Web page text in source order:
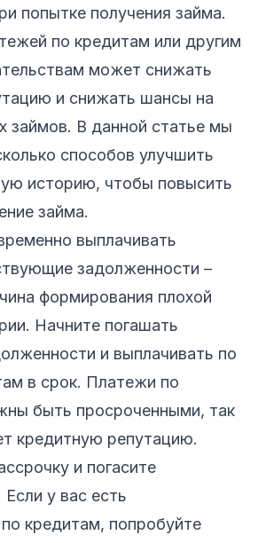
попытке получения займа.
по кредитам или другим
может снижать
и снижать шансы на
займов. В данной статье мы
способов улучшить
историю, чтобы повысить
займа.
выплачивать
задолженности –
формирования плохой
Начните погашать
и выплачивать по
в срок. Платежи по
быть просроченными, так
кредитную репутацию.
и погасите
у вас есть
кредитам, попробуйте